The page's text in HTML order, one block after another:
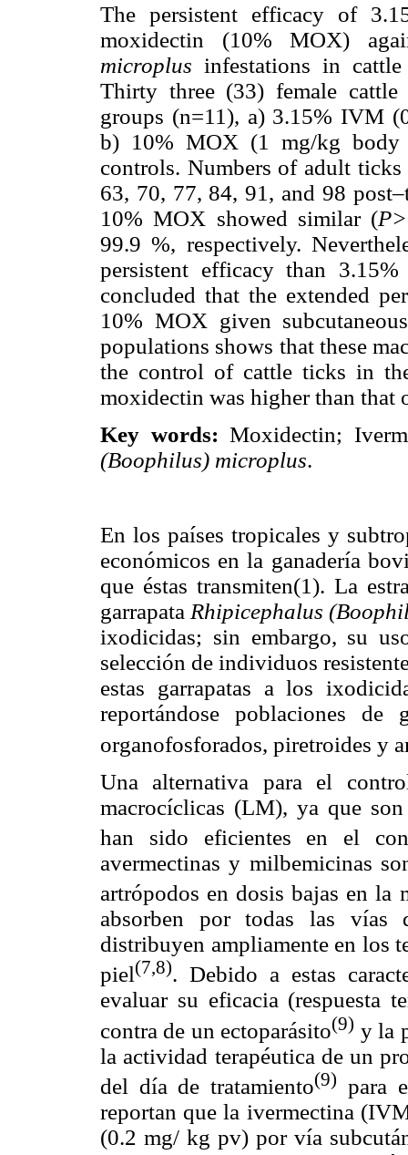
The persistent efficacy of
moxidectin (10% MOX)
microplus infestations in
Thirty three (33) female cattle
groups (n=11), a) 3.15% IVM
b) 10% MOX (1 mg/kg body
controls. Numbers of adult
63, 70, 77, 84, 91, and 98
10% MOX showed similar (P>
99.9 %, respectively.
persistent efficacy than
concluded that the extended
10% MOX given
populations shows that these
the control of cattle ticks in
moxidectin was higher than that
Key words: Moxidectin;
(Boophilus) microplus.
En los países tropicales y
económicos en la ganadería
que éstas transmiten(1). La
garrapata Rhipicephalus
ixodicidas; sin embargo, su
selección de individuos
estas garrapatas a los
reportándose poblaciones de
organofosforados, piretroides y
Una alternativa para el
macrocíclicas (LM), ya que
han sido eficientes en el
avermectinas y milbemicinas
artrópodos en dosis bajas en la
absorben por todas las
distribuyen ampliamente en los
piel(7,8). Debido a estas
evaluar su eficacia (respuesta
contra de un ectoparásito(9) y la
la actividad terapéutica de un
del día de tratamiento(9) para
reportan que la ivermectina
(0.2 mg/ kg pv) por vía